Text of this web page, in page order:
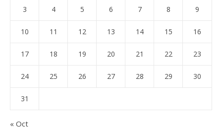
3 4 5 6 7 8 9
10 11 12 13 14 15 16
17 18 19 20 21 22 23
24 25 26 27 28 29 30
31
« Oct